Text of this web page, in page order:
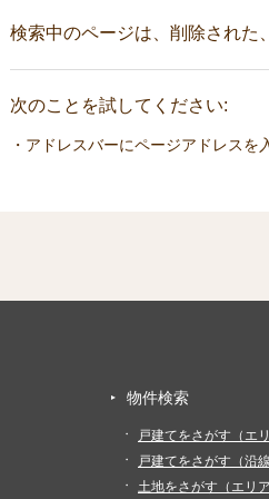
検索中のページは、削除された
次のことを試してください:
・アドレスバーにページアドレス
物件検索
戸建てをさがす（エ
戸建てをさがす（沿
土地をさがす（エリア